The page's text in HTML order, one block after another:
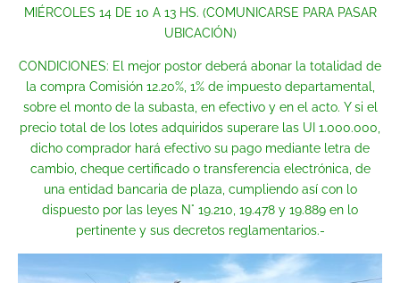
MIÉRCOLES 14 DE 10 A 13 HS. (COMUNICARSE PARA PASAR
UBICACIÓN)
CONDICIONES: El mejor postor deberá abonar la totalidad de
la compra Comisión 12.20%, 1% de impuesto departamental,
sobre el monto de la subasta, en efectivo y en el acto. Y si el
precio total de los lotes adquiridos superare las UI 1.000.000,
dicho comprador hará efectivo su pago mediante letra de
cambio, cheque certificado o transferencia electrónica, de
una entidad bancaria de plaza, cumpliendo así con lo
dispuesto por las leyes N° 19.210, 19.478 y 19.889 en lo
pertinente y sus decretos reglamentarios.-